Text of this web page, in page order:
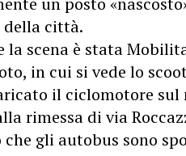
città.
la scena è stata
in cui si vede lo
il ciclomotore sul
rimessa di via
gli autobus sono